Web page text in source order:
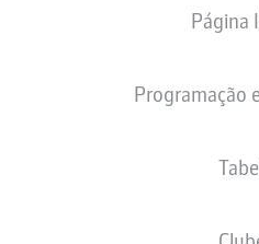
Página
Programação